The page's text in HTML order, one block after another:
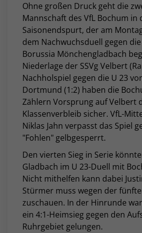
Ohne großen Druck geht die
Mannschaft des VfL Bochum in
Saisonendspurt, der am
dem Nachwuchsduell gegen
Borussia Mönchengladbach
Niederlage der SSVg Velbert
Nachholspiel gegen die U 23
Dortmund (1:2) haben die
Zählern Vorsprung auf Velbert
Klassenverbleib sicher. VfL-
Niklas Jahn verpasst das Spiel
"Fohlen" gelbgesperrt.
Den vierten Sieg in Serie
Gladbach im U 23-Duell mit
Nicht mithelfen kann dabei
Stürmer muss wegen der
zuschauen. In der Hinrunde
ein 4:1-Heimsieg gegen den
Ruhrgebiet gelungen.